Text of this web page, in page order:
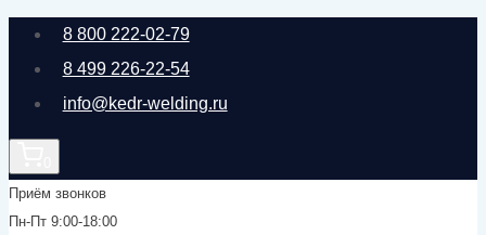
Перейти
содержимому
8 800 222-02-79
8 499 226-22-54
info@kedr-welding.ru
Приём звонков
Пн-Пт 9:00-18:00